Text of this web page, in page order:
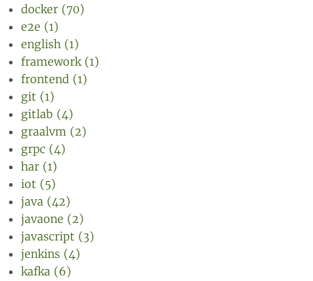
docker (70)
e2e (1)
english (1)
framework (1)
frontend (1)
git (1)
gitlab (4)
graalvm (2)
grpc (4)
har (1)
iot (5)
java (42)
javaone (2)
javascript (3)
jenkins (4)
kafka (6)